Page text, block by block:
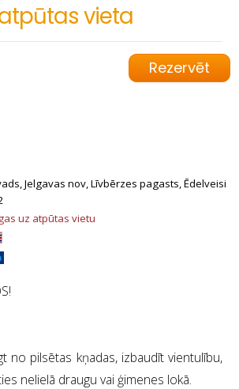
vieta
Rezervēt
Jelgavas nov, Līvbērzes pagasts, Ēdelveisi
uz atpūtas vietu
no pilsētas kņadas, izbaudīt vientulību,
nelielā draugu vai ģimenes lokā.